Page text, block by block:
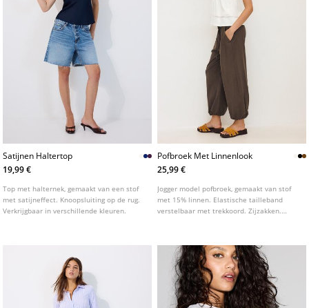
Satijnen Haltertop
19,99 €
Top met halternek, gemaakt van een stof
met satijneffect. Knoopsluiting op de rug.
Verkrijgbaar in verschillende kleuren.
Pofbroek Met Linnenlook
25,99 €
Jogger model pofbroek, gemaakt van stof
met 15% linnen. Elastische tailleband
verstelbaar met trekkoord. Zijzakken.